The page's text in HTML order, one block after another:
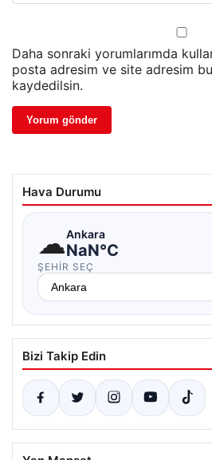
Daha sonraki yorumlarımda
posta adresim ve site adresim bu
kaydedilsin.
Hava Durumu
☁Ankara
NaN°C
ŞEHIR SEÇ
Bizi Takip Edin